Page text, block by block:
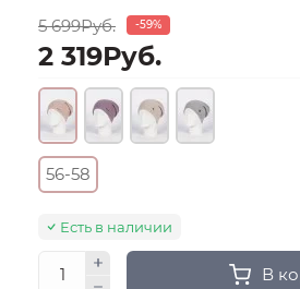
5 699Руб. -59%
2 319Руб.
56-58
Есть в наличии
В